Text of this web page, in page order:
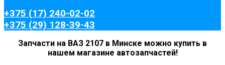
+375 (17) 240-02-02
+375 (29) 128-39-43
Запчасти на ВАЗ 2107 в Минске можно купить в
нашем магазине автозапчастей!